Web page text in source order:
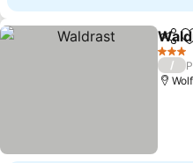
3
/